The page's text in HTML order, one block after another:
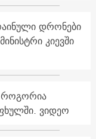
დრონები
კიევში
როგორია
ვიდეო